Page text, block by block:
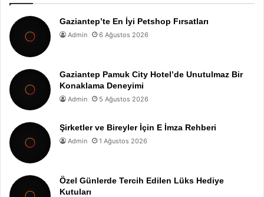
Gaziantep’te En İyi Petshop Fırsatları
Admin 6 Ağustos 2026
Gaziantep Pamuk City Hotel’de Unutulmaz Bir
Konaklama Deneyimi
Admin 5 Ağustos 2026
Şirketler ve Bireyler İçin E İmza Rehberi
Admin 1 Ağustos 2026
Özel Günlerde Tercih Edilen Lüks Hediye
Kutuları